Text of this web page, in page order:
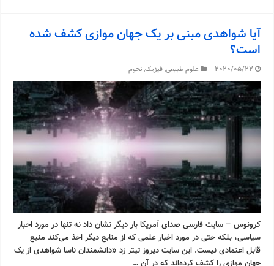
آیا شواهدی مبنی بر یک جهان موازی کشف شده
است؟
2020/05/22 علوم طبیعی,فیزیک,نجوم
کرونوس – سایت فارسی صدای آمریکا بار دیگر نشان داد نه تنها در مورد اخبار
سیاسی، بلکه حتی در مورد اخبار علمی که از منابع دیگر اخذ می‌کند منبع
قابل اعتمادی نیست. این سایت دیروز تیتر زد «دانشمندان ناسا شواهدی از یک
جهان موازی را کشف کرده‌اند که در آن …